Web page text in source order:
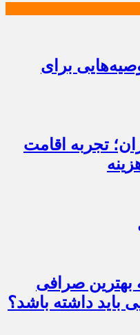
برای
تجربه اقامت
بهترین صرافی
باید داشته باشد؟